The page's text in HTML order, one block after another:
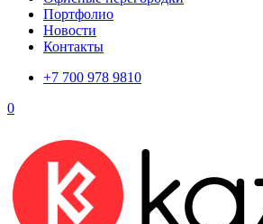
Портфолио
Новости
Контакты
+7 700 978 9810
0